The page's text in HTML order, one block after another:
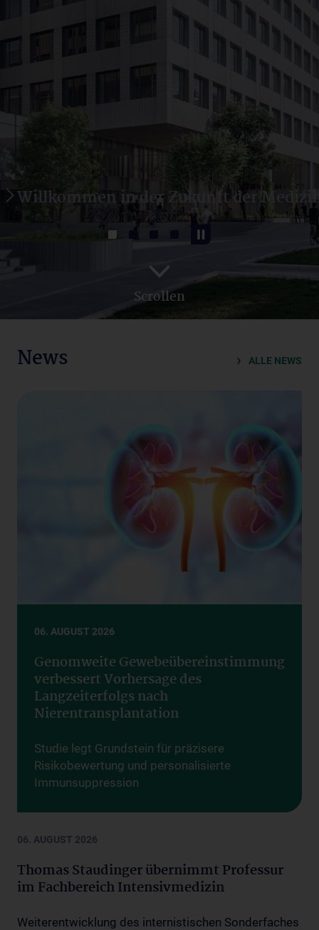
Scrollen
Exzellenz durch Innovation
News ALLE NEWS
06. AUGUST 2026
Genomweite Gewebeübereinstimmung
verbessert Vorhersage des
Langzeiterfolgs nach
Nierentransplantation
Studie legt Grundstein für präzisere
Risikobewertung und personalisierte
Immunsuppression
06. AUGUST 2026
Thomas Staudinger übernimmt Professur
im Fachbereich Intensivmedizin
Weiterentwicklung des internistischen Sonderfaches